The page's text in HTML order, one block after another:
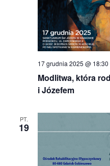
Modlitwa, która
i Józefem
17 grudnia 2025 @ 18:30
PT.
19